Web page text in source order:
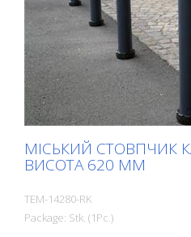
МІСЬКИЙ СТОВПЧИК
ВИСОТА 620 ММ
TEM-14280-RK
Package: Stk. (1Pc.)